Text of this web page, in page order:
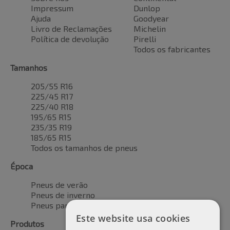
Impressum
Ajuda
Livro de Reclamações
Política de devolução
Dunlop
Goodyear
Michelin
Pirelli
Todos os fabricantes
Tamanhos
205/55 R16
225/45 R17
225/40 R18
195/65 R15
235/35 R19
185/65 R15
Todos os tamanhos de pneus
Época
Pneus de verão
Pneus de inverno
Pneus para todas as estações
Produtos
Este website usa cookies